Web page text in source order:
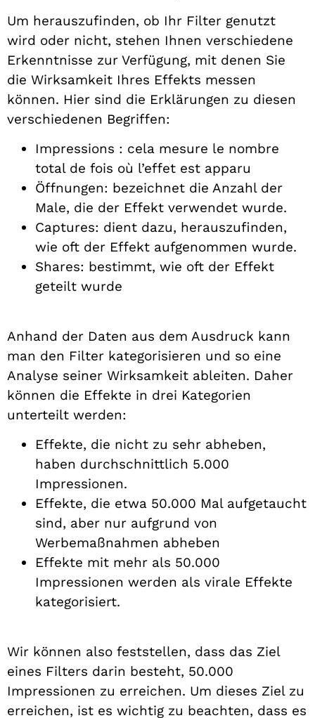
Um herauszufinden, ob Ihr Filter genutzt
wird oder nicht, stehen Ihnen verschiedene
Erkenntnisse zur Verfügung, mit denen Sie
die Wirksamkeit Ihres Effekts messen
können. Hier sind die Erklärungen zu diesen
verschiedenen Begriffen:
Impressions : cela mesure le nombre
total de fois où l’effet est apparu
Öffnungen: bezeichnet die Anzahl der
Male, die der Effekt verwendet wurde.
Captures: dient dazu, herauszufinden,
wie oft der Effekt aufgenommen wurde.
Shares: bestimmt, wie oft der Effekt
geteilt wurde
Anhand der Daten aus dem Ausdruck kann
man den Filter kategorisieren und so eine
Analyse seiner Wirksamkeit ableiten. Daher
können die Effekte in drei Kategorien
unterteilt werden:
Effekte, die nicht zu sehr abheben,
haben durchschnittlich 5.000
Impressionen.
Effekte, die etwa 50.000 Mal aufgetaucht
sind, aber nur aufgrund von
Werbemaßnahmen abheben
Effekte mit mehr als 50.000
Impressionen werden als virale Effekte
kategorisiert.
Wir können also feststellen, dass das Ziel
eines Filters darin besteht, 50.000
Impressionen zu erreichen. Um dieses Ziel zu
erreichen, ist es wichtig zu beachten, dass es